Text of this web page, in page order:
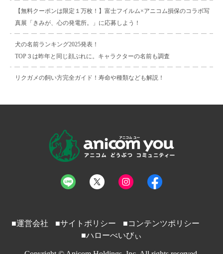
【無料クーポンは限定１万枚！】富士フイルム×アニコム損保のコラボ写
真展「きみが、心の発電所。」に応募しよう！
犬の名前ランキング2025発表！
TOP３は昨年と同じ顔ぶれに。キャラクターの名前も調査
リクガメの飼い方完全ガイド！寿命や種類なども解説！
■運営会社 ■サイトポリシー
■コンテンツポリシー
■ハローべいびぃ